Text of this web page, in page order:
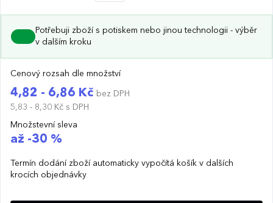
Potřebuji zboží s potiskem nebo jinou technologii - výběr
v dalším kroku
Cenový rozsah dle množství
4,82 - 6,86 Kč bez DPH
5,83 - 8,30 Kč s DPH
Množstevní sleva
až -30 %
Termín dodání zboží automaticky vypočítá košík v dalších
krocích objednávky